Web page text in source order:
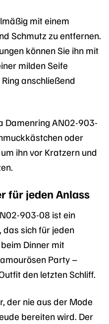
mit einem
Schmutz zu entfernen.
können Sie ihn mit
milden Seife
anschließend
Damenring AN02-903-
oder
ihn vor Kratzern und
für jeden Anlass
903-08 ist ein
das sich für jeden
Dinner mit
Party –
den letzten Schliff.
der nie aus der Mode
bereiten wird. Der